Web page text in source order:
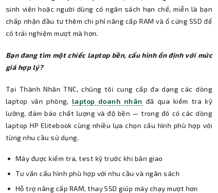
sinh viên hoặc người dùng có ngân sách hạn chế, miễn là bạn
chấp nhận đầu tư thêm chi phí nâng cấp RAM và ổ cứng SSD để
có trải nghiệm mượt mà hơn.
Bạn đang tìm một chiếc laptop bền, cấu hình ổn định với mức
giá hợp lý?
Tại Thành Nhân TNC, chúng tôi cung cấp đa dạng các dòng
laptop văn phòng, laptop doanh nhân đã qua kiểm tra kỹ
lưỡng, đảm bảo chất lượng và độ bền — trong đó có các dòng
laptop HP Elitebook cùng nhiều lựa chọn cấu hình phù hợp với
từng nhu cầu sử dụng.
Máy được kiểm tra, test kỹ trước khi bàn giao
Tư vấn cấu hình phù hợp với nhu cầu và ngân sách
Hỗ trợ nâng cấp RAM, thay SSD giúp máy chạy mượt hơn